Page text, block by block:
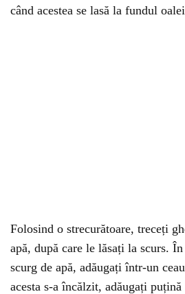
când acestea se lasă la fundul
Folosind o strecurătoare, treceți
apă, după care le lăsați la scurs.
scurg de apă, adăugați într-un
acesta s-a încălzit, adăugați puțină